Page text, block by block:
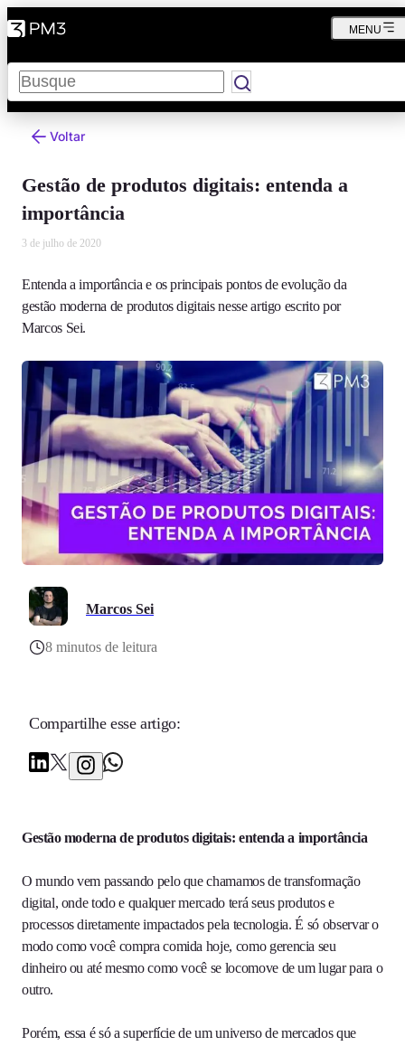
Pesquisar
MENU
Voltar
Marcos Sei
8 minutos de leitura
Compartilhe esse artigo:
Gestão de produtos digitais: entenda a
importância
3 de julho de 2020
Entenda a importância e os principais pontos de evolução da
gestão moderna de produtos digitais nesse artigo escrito por
Marcos Sei.
Gestão moderna de produtos digitais: entenda a importância
O mundo vem passando pelo que chamamos de transformação
digital, onde todo e qualquer mercado terá seus produtos e
processos diretamente impactados pela tecnologia. É só observar o
modo como você compra comida hoje, como gerencia seu
dinheiro ou até mesmo como você se locomove de um lugar para o
outro.
Porém, essa é só a superfície de um universo de mercados que